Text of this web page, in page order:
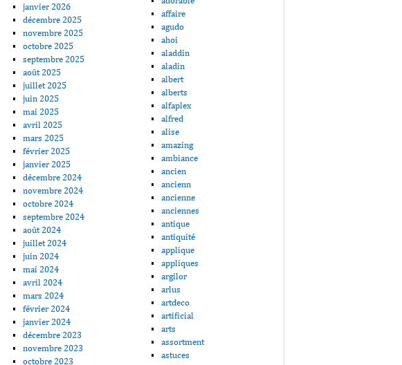
janvier 2026
décembre 2025
novembre 2025
octobre 2025
septembre 2025
août 2025
juillet 2025
juin 2025
mai 2025
avril 2025
mars 2025
février 2025
janvier 2025
décembre 2024
novembre 2024
octobre 2024
septembre 2024
août 2024
juillet 2024
juin 2024
mai 2024
avril 2024
mars 2024
février 2024
janvier 2024
décembre 2023
novembre 2023
octobre 2023
affaire
agudo
ahoi
aladdin
aladin
albert
alberts
alfaplex
alfred
alise
amazing
ambiance
ancien
ancienn
ancienne
anciennes
antique
antiquité
applique
appliques
argilor
arlus
artdeco
artificial
arts
assortment
astuces